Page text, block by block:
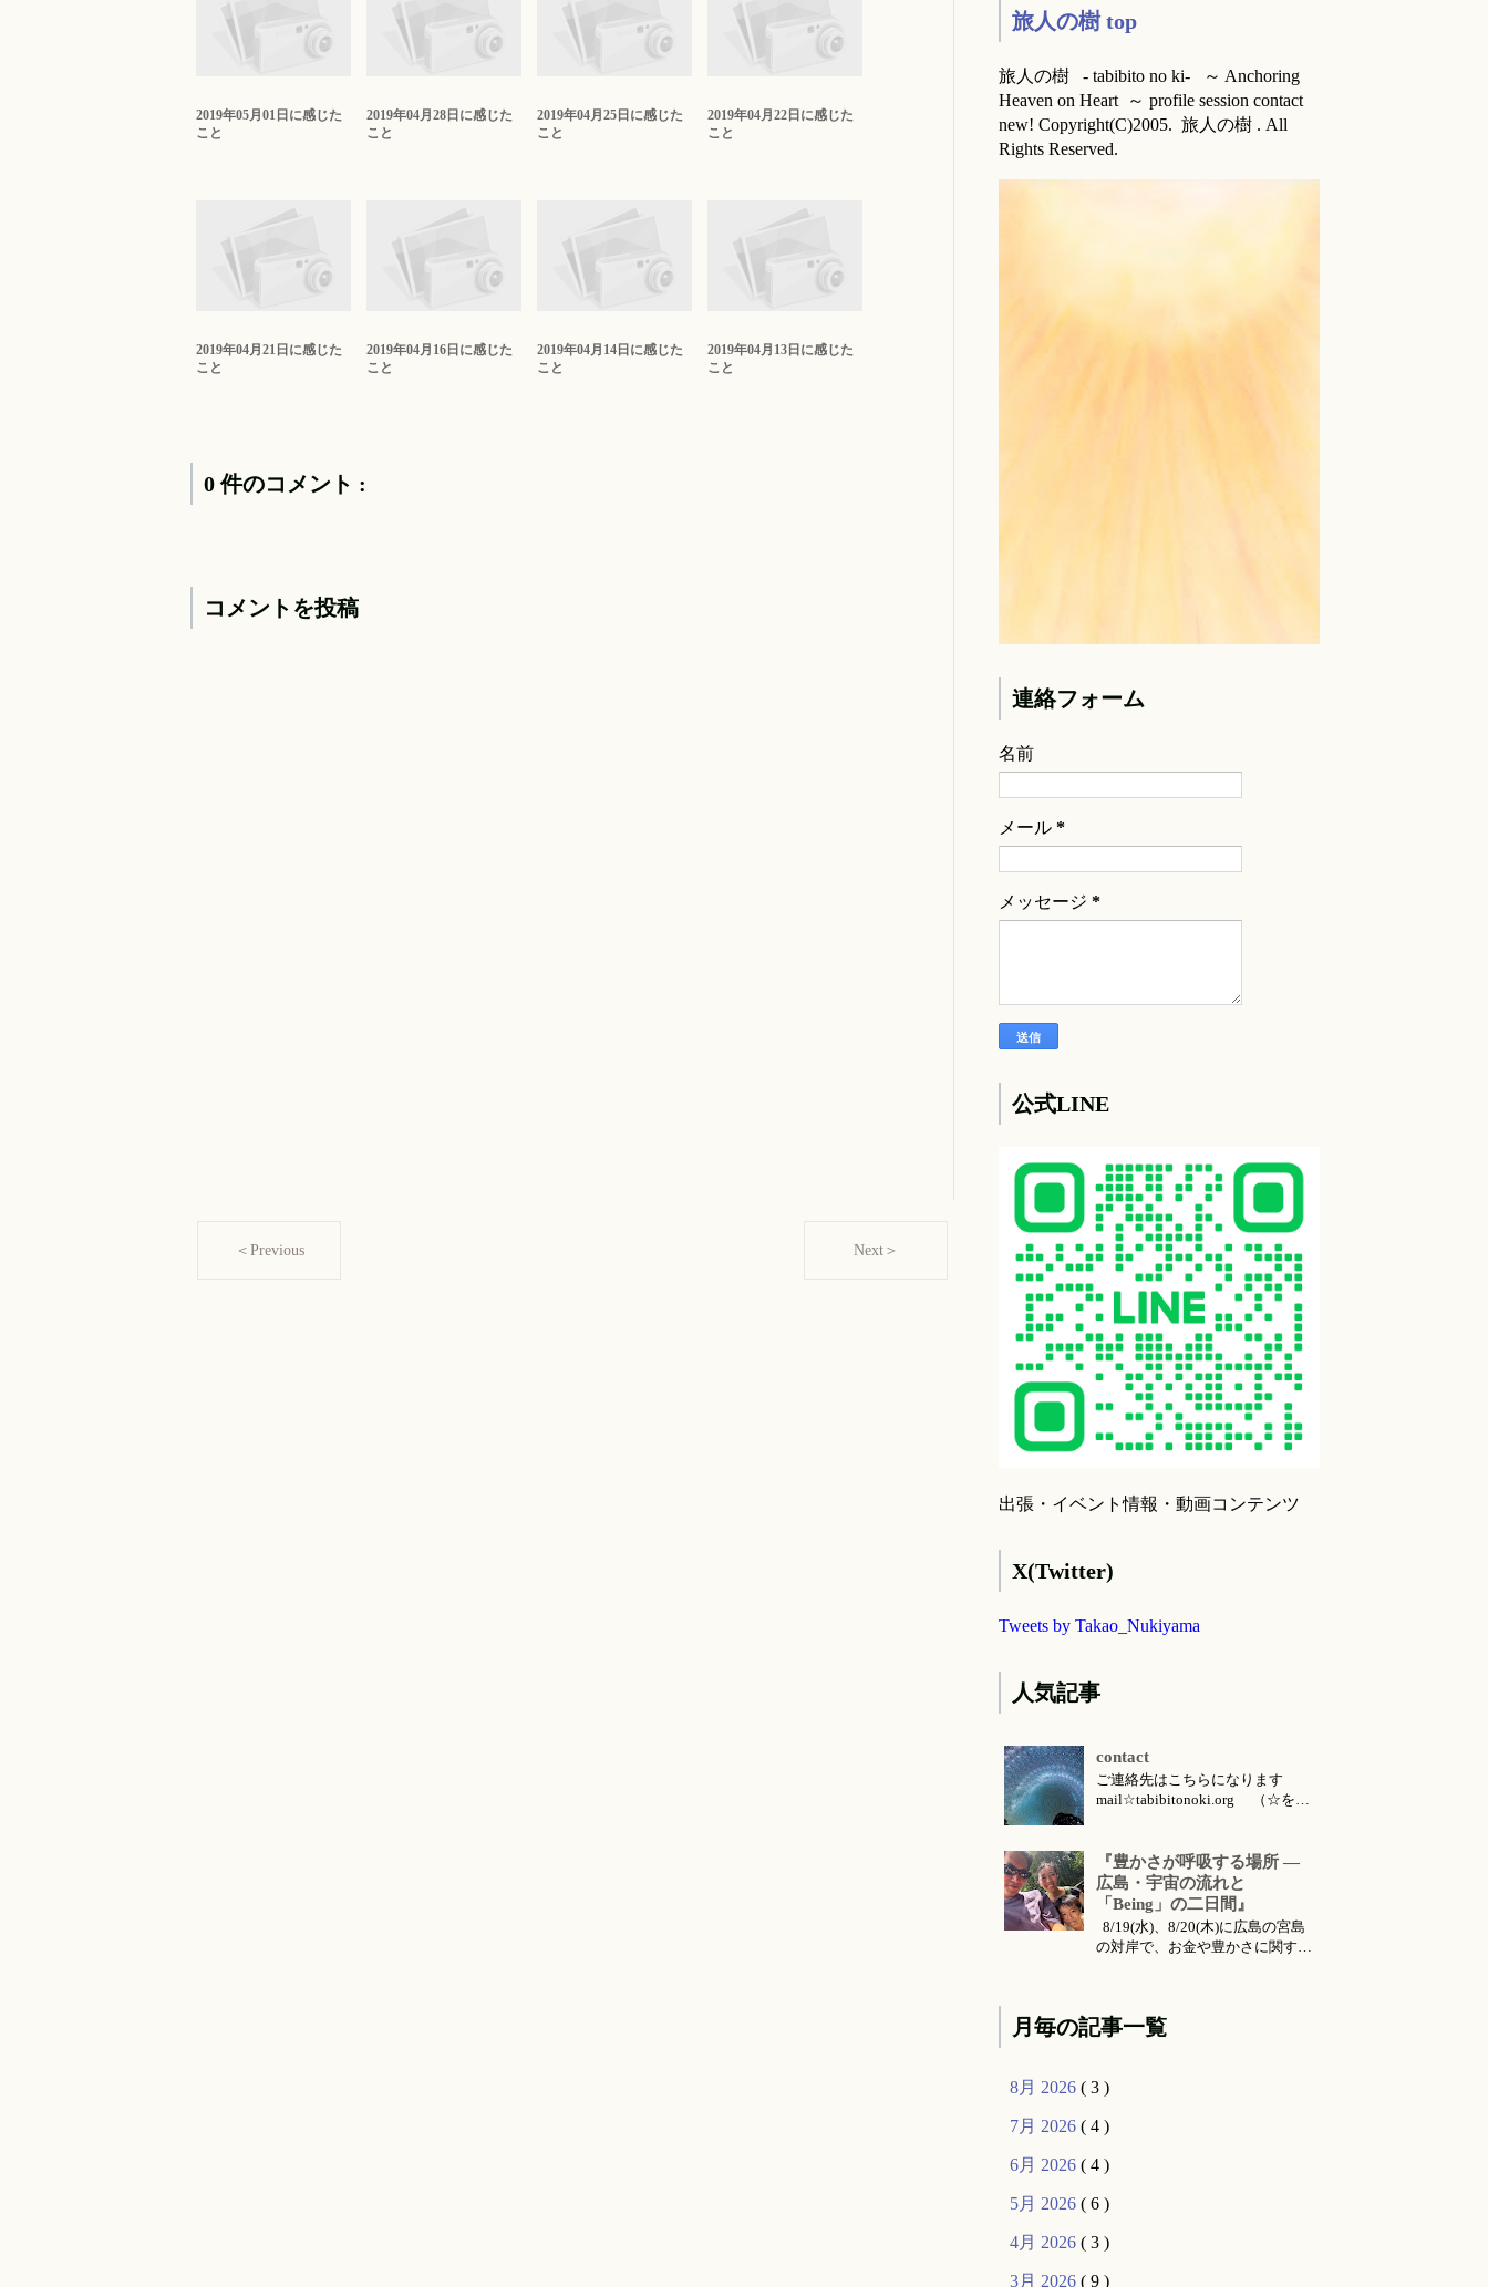
2019年05月01日に感じた
こと
2019年04月28日に感じた
こと
2019年04月25日に感じた
こと
2019年04月22日に感じた
こと
2019年04月21日に感じた
こと
2019年04月16日に感じた
こと
2019年04月14日に感じた
こと
2019年04月13日に感じた
こと
0 件のコメント :
コメントを投稿
＜Previous Next＞
旅人の樹 top
旅人の樹 - tabibito no ki- ～ Anchoring
Heaven on Heart ～ profile session contact
new! Copyright(C)2005. 旅人の樹 . All
Rights Reserved.
連絡フォーム
名前
メール *
メッセージ *
公式LINE
出張・イベント情報・動画コンテンツ
X(Twitter)
Tweets by Takao_Nukiyama
人気記事
contact
ご連絡先はこちらになります
mail☆tabibitonoki.org （☆を@
こちらです 今月のイベント・ワ
ークショップ・セッション・リト
リート・出張情報等 対面セッシ
ョン所要時間・場所 セッション
メニ...
『豊かさが呼吸する場所 ―
広島・宇宙の流れと
「Being」の二日間』
8/19(水)、8/20(木)に広島の宮島
の対岸で、お金や豊かさに関する
かさ・宇宙の流れ〜』 のお話の
ンツとして購入可能です...
月毎の記事一覧
8月 2026 ( 3 )
7月 2026 ( 4 )
6月 2026 ( 4 )
5月 2026 ( 6 )
4月 2026 ( 3 )
3月 2026 ( 9 )